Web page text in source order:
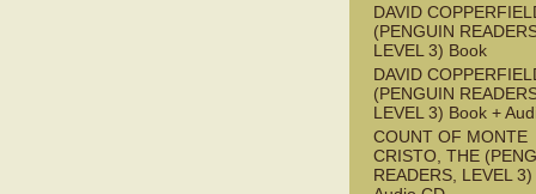
DAVID
(PENGUIN
LEVEL 3) Book
DAVID
(PENGUIN
LEVEL 3) Book +
COUNT OF MONTE
CRISTO, THE
READERS, LEVEL